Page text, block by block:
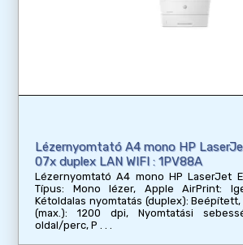
Lézernyomtató A4 mono HP
07x duplex LAN WIFI : 1PV88A
Lézernyomtató A4 mono HP LaserJet
Típus: Mono lézer, Apple AirPrint:
Kétoldalas nyomtatás (duplex):
(max.): 1200 dpi, Nyomtatási
oldal/perc, P